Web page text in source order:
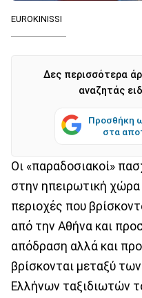
EUROKINISSI
Δες περισσότερα
αναζητάς
Προσθήκη
στα
Οι «παραδοσιακοί»
στην ηπειρωτική χώρα
περιοχές που
από την Αθήνα και
απόδραση αλλά και
βρίσκονται μεταξύ
Ελλήνων ταξιδιωτών